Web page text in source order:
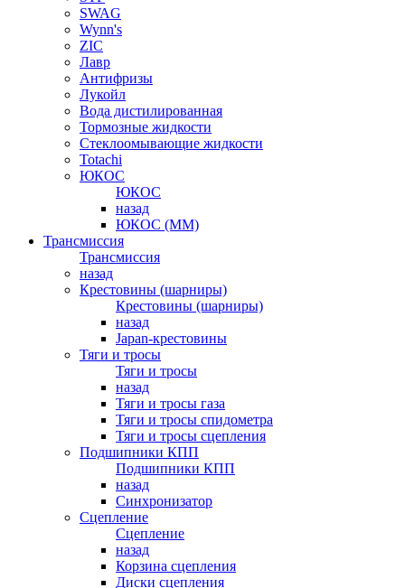
SWAG
Wynn's
ZIC
Лавр
Антифризы
Лукойл
Вода дистилированная
Тормозные жидкости
Стеклоомывающие жидкости
Totachi
ЮКОС
ЮКОС
назад
ЮКОС (ММ)
Трансмиссия
Трансмиссия
назад
Крестовины (шарниры)
Крестовины (шарниры)
назад
Japan-крестовины
Тяги и тросы
Тяги и тросы
назад
Тяги и тросы газа
Тяги и тросы спидометра
Тяги и тросы сцепления
Подшипники КПП
Подшипники КПП
назад
Синхронизатор
Сцепление
Сцепление
назад
Корзина сцепления
Диски сцепления